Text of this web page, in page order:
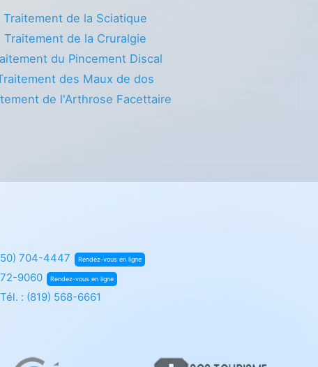
Traitement de la Sciatique
Traitement de la Cruralgie
du Pincement Discal
des Maux de dos
de l'Arthrose Facettaire
704-4447 Rendez-vous en ligne
9060 Rendez-vous en ligne
: (819) 568-6661